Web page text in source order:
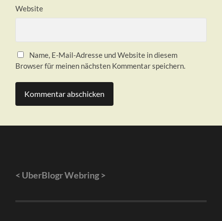
Website
Name, E-Mail-Adresse und Website in diesem
Browser für meinen nächsten Kommentar speichern.
< UberBlogr Webring >